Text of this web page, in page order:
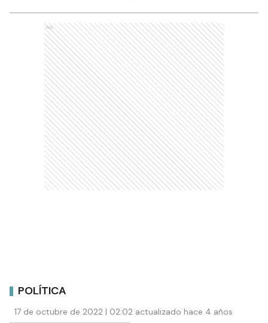
Ads
POLÍTICA
17 de octubre de 2022 | 02:02 actualizado hace 4 años